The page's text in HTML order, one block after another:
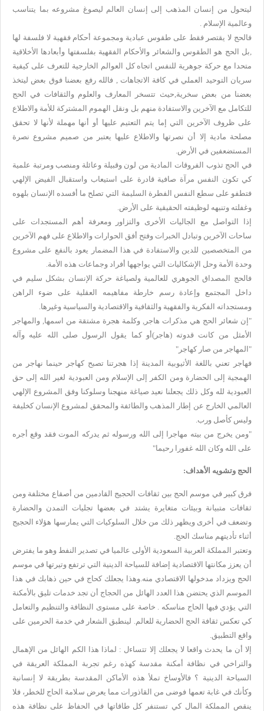
ليتحول من إنسان المذهب إلى إنسان العالم ليصوغ مشروعه بما يتناسب
وعالمية الإسلام .
فالحج لا يقتصر فقط على طقوس عبادية ومجموعة أحكام فقهية لا فلسفة لها
,بل الحج هو الطقوس والشعائر والأحكام الفقهية بفلسفتها وأبعادها الأخلاقية
متحدا مع حركة جوهرية للنفس اتجاه كل العوالم الخارجية للتعرف على كيفية
سريان التوحيد العملي في كافة الاتجاهات , فالله رفع بعضنا فوق بعض ليتخذ
بعضنا من بعض سخرية,حيث تتسخر المعارف والعلوم والثقافات في الحج
للتكامل مع الآخرين والاستفادة منهم بل ونقل الهموم المشتركة للأمة والاطلاع
على ظروف الآخرين التي إما يتم التعتيم عليها أو أنها مهملة لأنها لا تحقق
مصلحة مادية إلا أن نصرتها والاطلاع عليها يعتبر من صميم مشروع نصرة
المستضعفين في الأرض.
في الحج تذوب الفروقات المادية من لون وقبيلة وعائلة ومنصب ومرتبة علمية
كي تكون النفس مرآة صافية قادرة على استيعاب واستقبال الفيض الإلهي
فتطفو على سطع النفس الفطرة السليمة التي تصلح ما أفسده الإنسان بلهوه
وغفلته وتنبهه لوظيفته الحقيقية على الأرض.
إذا التواصل مع الجاليات الأخرى والتزاور ومعرفة أهم المستجدات على
ساحات الآخرين وتبادل الخبرات وفتح أفق الحوارات والاطلاع على فهم الآخرين
من المتخصصين للدين والاستفادة في هذا المضمار يعود بالنفع على مشروع
وحدة الأمة وحل الإشكاليات التي يواجهها أفراد وجماعات هذه الأمة.
فالحج المصداق الجوهري للعالمية ولصياغة حركة الإنسان بشكل سليم في
داخل المجتمع وإعادة رسم خارطة مفاهيمه العقلية على ضوء الراهن
ومستجداته الفكرية والفقهية والثقافية والاقتصادية والسياسية وغيرها.
"إن شعائر الحج هي مذكرات هاجر, وكلمة هجرة مشتقة من اسمها, والمهاجر
الأمثل من كانت قدوته (هاجر)أو كما يقول الرسول صلى الله عليه وآله
"المهاجر من صار كهاجر"
فهاجر تعني باللغة الأثيوبية المدينة إذا هجرتنا تصبح كهاجر حينما نهاجر من
الهمجية إلى الحضارة ومن الكفر إلى الإسلام ومن العبودية لغير الله إلى حق
العبودية لله وكل ذلك يجعلنا نعيد صياغة منهجنا وسلوكنا وفق المشروع الإلهي
العالمي الخارج عن إطار المذهب والطائفة والمحقق لمشروع الإنسان كخليفة
وليس كأصل ورب.
"ومن يخرج من بيته مهاجرا إلى الله ورسوله ثم يدركه الموت فقد وقع أجره
على الله وكان الله غفورا رحيما"
الحج وتشويه الأهداف:
فرق كبير في موسم الحج بين ثقافات الحجيج القادمين من أصقاع مختلفة ومن
ثقافات متبيانة وبيئات متغايرة يشتد في بعضها تجليات التمدن والحضارة
وتضعف في أخرى ويظهر ذلك من خلال السلوكيات التي يمارسها هؤلاء الحجيج
أثناء تأديتهم مناسك الحج.
وتعتبر المملكة العربية السعودية الأولى عالميا في تصدير النفط وهو ما يفترض
أن يعزز مكانتها الاقتصادية إضافة للسياحة الدينية التي ترتفع وتيرتها في موسم
الحج ويزداد مدخولها الاقتصادي منه.وهذا يجعلك كحاج في حين ذهابك في هذا
الموسم الذي يحتضن هذا العدد الهائل من الحجاج أن تجد خدمات تليق بالأمكنة
التي يؤدي فيها الحاج مناسكه . خاصة على مستوى النظافة والتنظيم والتعامل
كي تعكس ثقافة الحج الحضارية للعالم. لينطبق الشعار في خدمة الحرمين على
واقع التطبيق.
إلا أن ما يحدث واقعا لا يجعلك إلا تتساءل : لماذا هذا الكم الهائل من الإهمال
والتراخي في نظافة أمكنة مقدسة كهذه رغم تجربة المملكة العريقة في
السياحة الدينية ؟ فالأوساخ تملأ هذه الأماكن المقدسة بطريقة لا إنسانية
وكأنك في غابة تعمها فوضى من القاذورات مما يعرض سلامة الحاج للخطر، فلا
ينقص المملكة المال كي تستنفر كل طاقاتها في الحفاظ على نظافة هذه